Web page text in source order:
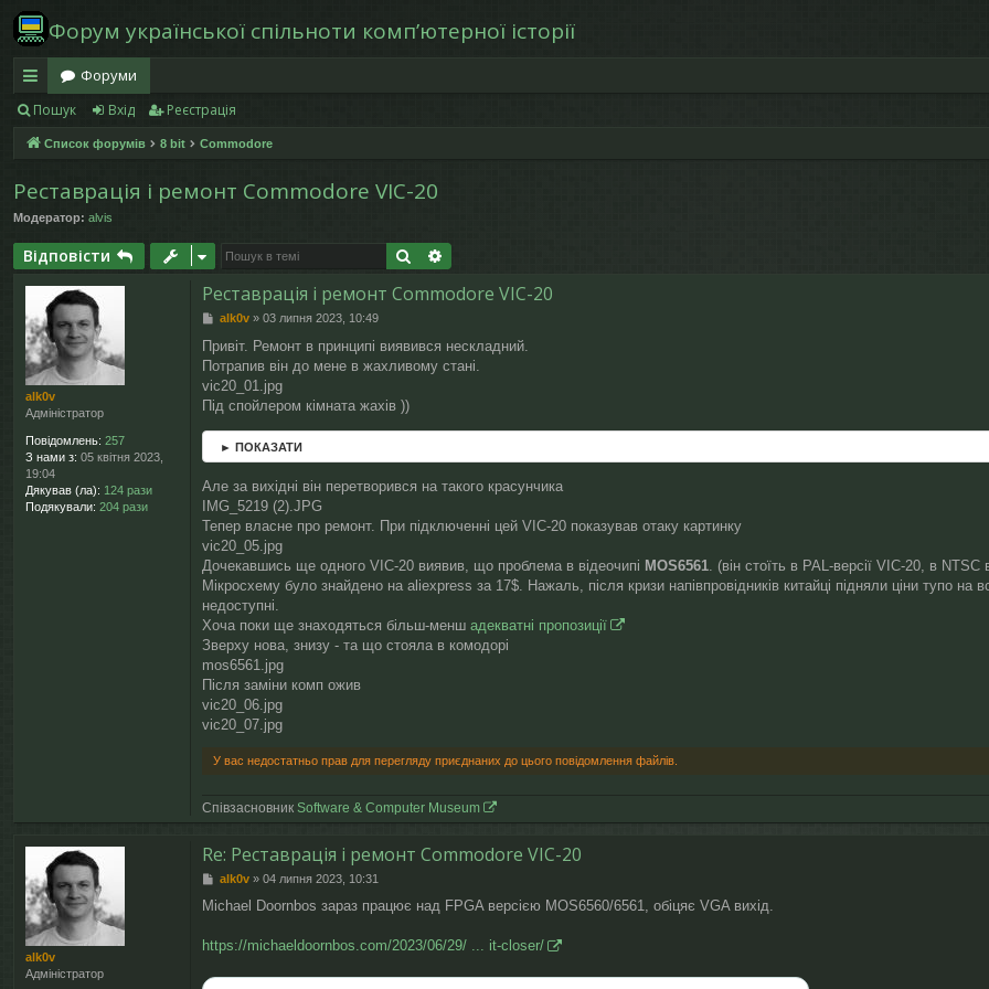
Форум української спільноти компʼютерної історії
в
и
дк
и
й
ос
ту
п
Форуми
Пошук Вхід Реєстрація
Список форумів 8 bit Commodore
Реставрація і ремонт Commodore VIC-20
Модератор: alvis
Відповісти Пошук
alk0v
Адміністратор
Повідомлень: 257
З нами з: 05 квітня 2023,
19:04
Дякував (ла): 124 рази
Подякували: 204 рази
Реставрація і ремонт Commodore VIC-20
П
в
і
д
м
л
н
н
я
alk0v» 03 липня 2023, 10:49
Привіт. Ремонт в принципі виявився нескладний.
Потрапив він до мене в жахливому стані.
vic20_01.jpg
Під спойлером кімната жахів ))
► ПОКАЗАТИ
Але за вихідні він перетворився на такого красунчика
IMG_5219 (2).JPG
Тепер власне про ремонт. При підключенні цей VIC-20 показував отаку картинку
vic20_05.jpg
Дочекавшись ще одного VIC-20 виявив, що проблема в відеочипі MOS6561 . (він стоїть в PAL-версії VIC-20, в
Мікросхему було знайдено на aliexpress за 17$. Нажаль, після кризи напівпровідників китайці підняли ціни тупо на
недоступні.
Хоча поки ще знаходяться більш-менш адекватні пропозиції
Зверху нова, знизу - та що стояла в комодорі
mos6561.jpg
Після заміни комп ожив
vic20_06.jpg
vic20_07.jpg
У вас недостатньо прав для перегляду приєднаних до цього повідомлення файлів.
Співзасновник Software & Computer Museum
alk0v
Адміністратор
Re: Реставрація і ремонт Commodore VIC-20
П
в
д
м
alk0v» 04 липня 2023, 10:31
Michael Doornbos зараз працює над FPGA версією MOS6560/6561, обіцяє VGA вихід.
https://michaeldoornbos.com/2023/06/29/ ... it-closer/